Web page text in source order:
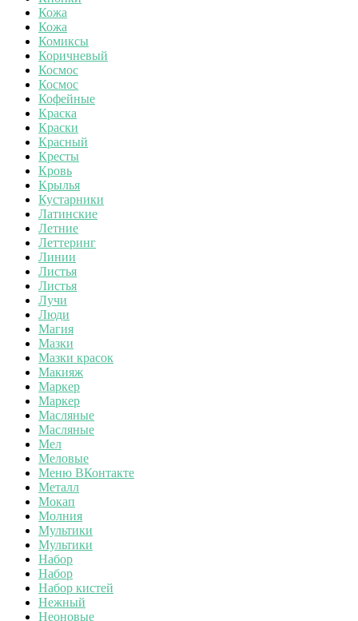
Кожа
Кожа
Комиксы
Коричневый
Космос
Космос
Кофейные
Краска
Краски
Красный
Кресты
Кровь
Крылья
Кустарники
Латинские
Летние
Леттеринг
Линии
Листья
Листья
Лучи
Люди
Магия
Мазки
Мазки красок
Макияж
Маркер
Маркер
Масляные
Масляные
Мел
Меловые
Меню ВКонтакте
Металл
Мокап
Молния
Мультики
Мультики
Набор
Набор
Набор кистей
Нежный
Неоновые